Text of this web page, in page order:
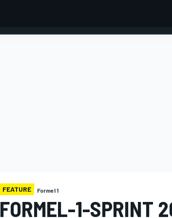
FEATURE Formel 1
FORMEL-1-SPRINT